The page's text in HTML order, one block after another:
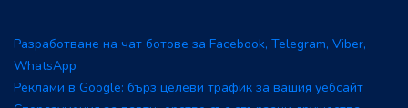
Разработване на чат ботове за Facebook, Telegram, Viber,
WhatsApp
Реклами в Google: бърз целеви трафик за вашия уебсайт